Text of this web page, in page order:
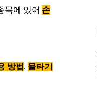
목에 있어 손
방법 , 물타기